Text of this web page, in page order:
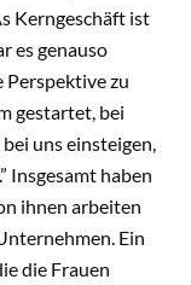
Kerngeschäft ist
es genauso
Perspektive zu
gestartet, bei
uns einsteigen,
Insgesamt haben
ihnen arbeiten
Ein
die Frauen